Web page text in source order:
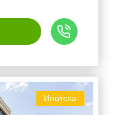
Ипотека